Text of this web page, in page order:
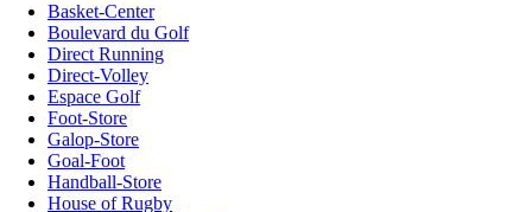
Basket-Center
Boulevard du Golf
Direct Running
Direct-Volley
Espace Golf
Foot-Store
Galop-Store
Goal-Foot
Handball-Store
House of Rugby